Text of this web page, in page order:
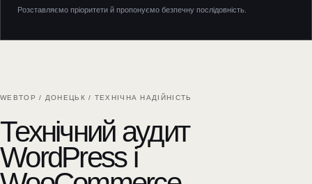
Розставляємо пріоритети й пропонуємо безпечну послідовність.
WEBTOP / ДОНЕЦЬК / ТЕХНІЧНА НАДІЙНІСТЬ
Технічний аудит
WordPress і